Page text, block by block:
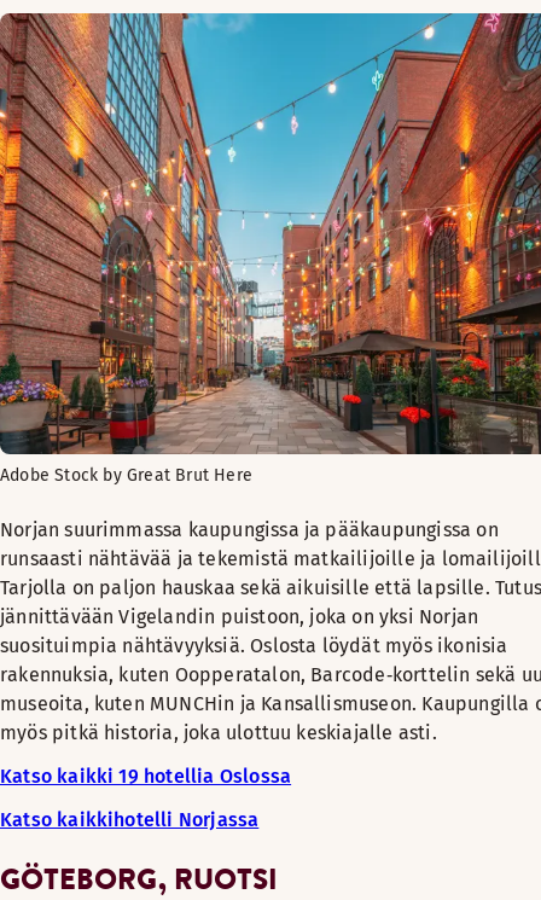
Adobe Stock by Great Brut Here
Norjan suurimmassa kaupungissa ja pääkaupungissa on
runsaasti nähtävää ja tekemistä matkailijoille ja
Tarjolla on paljon hauskaa sekä aikuisille että lapsille.
jännittävään Vigelandin puistoon, joka on yksi Norjan
suosituimpia nähtävyyksiä. Oslosta löydät myös ikonisia
rakennuksia, kuten Oopperatalon, Barcode‑korttelin sekä
museoita, kuten MUNCHin ja Kansallismuseon. Kaupungilla
myös pitkä historia, joka ulottuu keskiajalle asti.
Katso kaikki 19 hotellia Oslossa
Katso kaikkihotelli Norjassa
GÖTEBORG, RUOTSI